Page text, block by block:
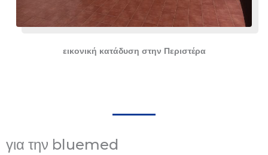
εικονική κατάδυση στην Περιστέρα
για την bluemed